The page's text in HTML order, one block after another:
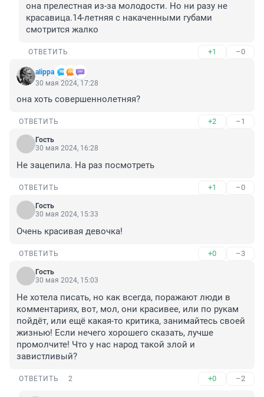
она прелестная из-за молодости. Но ни разу не
красавица.14-летняя с накаченными губами
смотрится жалко
ОТВЕТИТЬ +1 –0
alippa
30 мая 2024, 17:28
она хоть совершеннолетняя?
ОТВЕТИТЬ +2 –1
Гость
30 мая 2024, 16:28
Не зацепила. На раз посмотреть
ОТВЕТИТЬ +1 –0
Гость
30 мая 2024, 15:33
Очень красивая девочка!
ОТВЕТИТЬ +0 –3
Гость
30 мая 2024, 15:03
Не хотела писать, но как всегда, поражают люди в
комментариях, вот, мол, они красивее, или по рукам
пойдёт, или ещё какая-то критика, занимайтесь своей
жизнью! Если нечего хорошего сказать, лучше
промолчите! Что у нас народ такой злой и
завистливый?
ОТВЕТИТЬ 2 +0 –2